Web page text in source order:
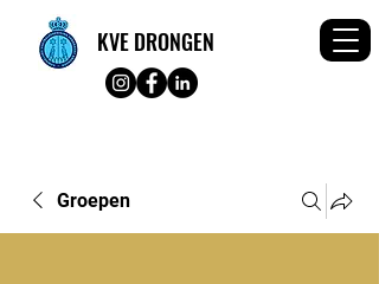
KVE DRONGEN
Groepen